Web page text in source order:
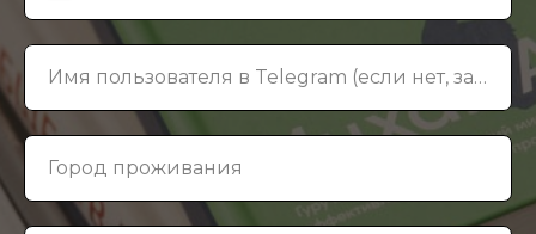
Имя пользователя в Telegram (если нет, заведи)
Город проживания